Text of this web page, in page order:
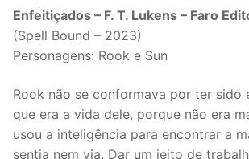
Enfeitiçados – F. T. Lukens – Faro
(Spell Bound – 2023)
Personagens: Rook e Sun
Rook não se conformava por ter sido
que era a vida dele, porque não era
usou a inteligência para encontrar a
sentia nem via. Dar um jeito de